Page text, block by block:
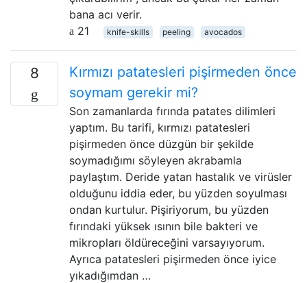
bana acı verir.
21
knife-skills peeling avocados
8
Kırmızı patatesleri pişirmeden önce
soymam gerekir mi?
Son zamanlarda fırında patates dilimleri
yaptım. Bu tarifi, kırmızı patatesleri
pişirmeden önce düzgün bir şekilde
soymadığımı söyleyen akrabamla
paylaştım. Deride yatan hastalık ve virüsler
olduğunu iddia eder, bu yüzden soyulması
ondan kurtulur. Pişiriyorum, bu yüzden
fırındaki yüksek ısının bile bakteri ve
mikropları öldüreceğini varsayıyorum.
Ayrıca patatesleri pişirmeden önce iyice
yıkadığımdan …